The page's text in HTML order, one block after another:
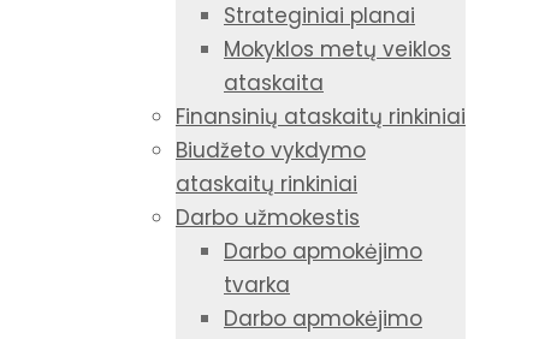
Strateginiai planai
Mokyklos metų veiklos
ataskaita
Finansinių ataskaitų rinkiniai
Biudžeto vykdymo
ataskaitų rinkiniai
Darbo užmokestis
Darbo apmokėjimo
tvarka
Darbo apmokėjimo